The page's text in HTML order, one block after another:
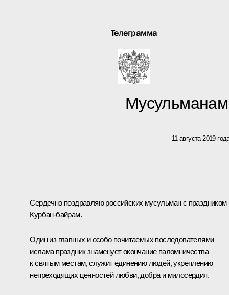
Телеграмма
11 августа 2019
Сердечно поздравляю российских мусульман с праздником
Курбан-байрам.
Один из главных и особо почитаемых последователями
ислама праздник знаменует окончание паломничества
к святым местам, служит единению людей, укреплению
непреходящих ценностей любви, добра и милосердия.